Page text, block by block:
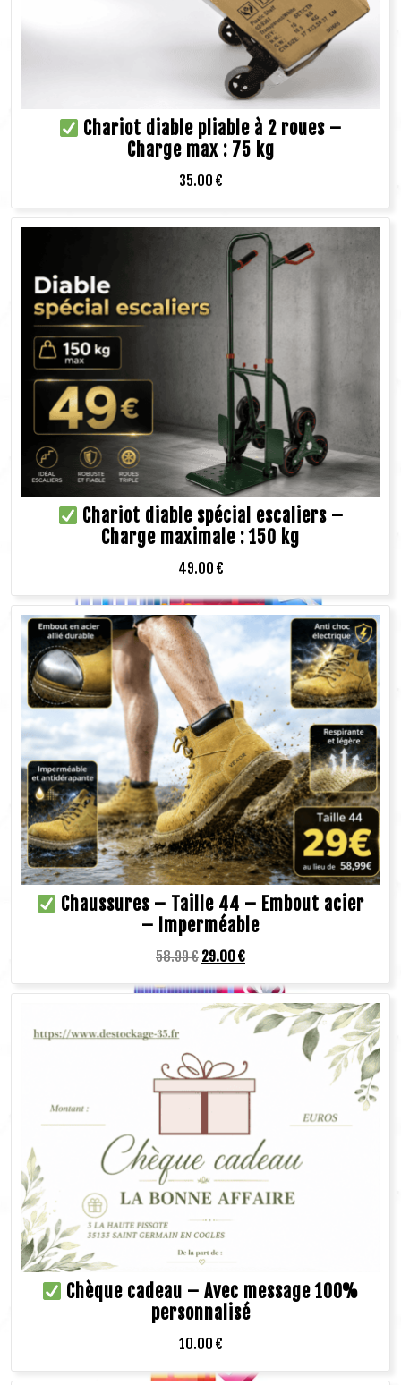
Chariot diable pliable à 2 roues –
Charge max : 75 kg
35.00 €
Chariot diable spécial escaliers –
Charge maximale : 150 kg
49.00 €
Chaussures – Taille 44 – Embout acier
– Imperméable
58.99€ 29.00€
Chèque cadeau – Avec message 100%
personnalisé
10.00 €